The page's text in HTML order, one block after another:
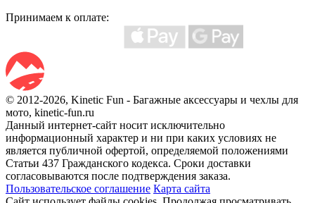
Принимаем к оплате:
© 2012-2026, Kinetic Fun - Багажные аксессуары и чехлы для
мото, kinetic-fun.ru
Данный интернет-сайт носит исключительно
информационный характер и ни при каких условиях не
является публичной офертой, определяемой положениями
Статьи 437 Гражданского кодекса. Сроки доставки
согласовываются после подтверждения заказа.
Пользовательское соглашение Карта сайта